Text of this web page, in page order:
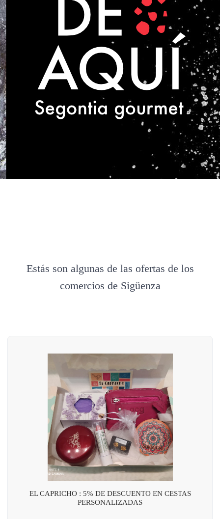
Estás son algunas de las ofertas de los
comercios de Sigüenza
EL CAPRICHO : 5% DE DESCUENTO EN CESTAS
PERSONALIZADAS